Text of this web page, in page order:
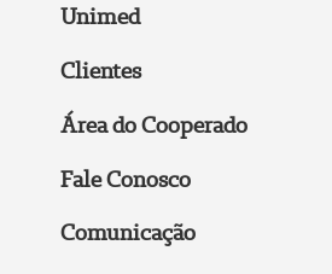
Unimed
Clientes
Área do Cooperado
Fale Conosco
Comunicação